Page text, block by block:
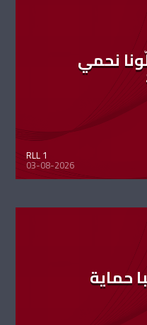
نحمي
RLL 1
03-08-2026
حماية